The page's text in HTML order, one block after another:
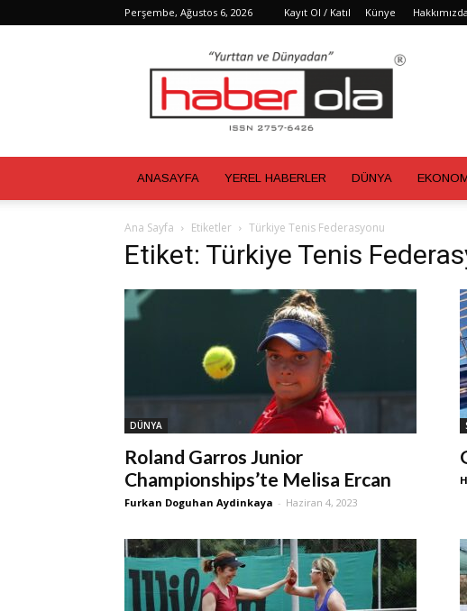
Perşembe, Ağustos 6, 2026 Kayıt Ol / Katıl Künye Hakkımızda
ANASAYFA YEREL HABERLER DÜNYA
Ana Sayfa Etiketler Türkiye Tenis Federasyonu
Etiket: Türkiye Tenis
DÜNYA
Roland Garros Junior
Championships’te Melisa Ercan
Furkan Doguhan Aydinkaya - Haziran 4, 2023